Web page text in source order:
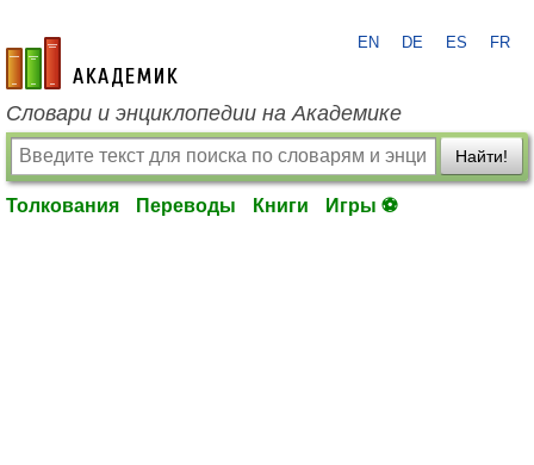
academic.ru
EN DE ES FR
Словари и энциклопедии на Академике
Найти!
Толкования Переводы Книги Игры ⚽